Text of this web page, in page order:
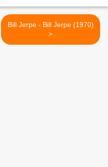
Bill Jerpe - Bill Jerpe (1970)
>